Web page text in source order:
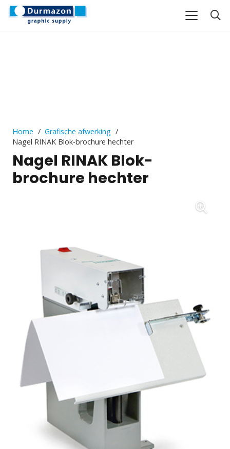
Home / Grafische afwerking /
Nagel RINAK Blok-brochure hechter
Nagel RINAK Blok-
brochure hechter